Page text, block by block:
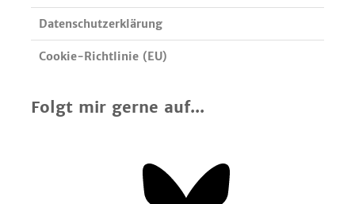
Datenschutzerklärung
Cookie-Richtlinie (EU)
Folgt mir gerne auf...